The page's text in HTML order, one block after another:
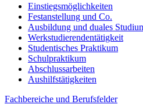
Einstiegsmöglichkeiten
Festanstellung und Co.
Ausbildung und duales
Werkstudierendentätigkeit
Studentisches Praktikum
Schulpraktikum
Abschlussarbeiten
Aushilfstätigkeiten
Fachbereiche und Berufsfelder